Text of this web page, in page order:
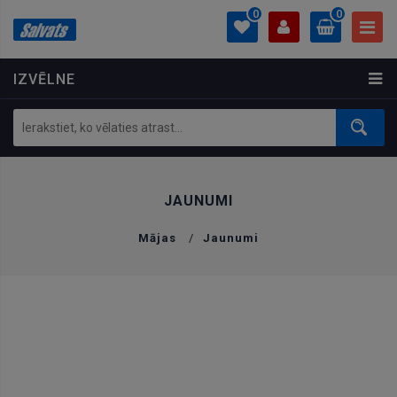
IZVĒLNE
0
PROFILS
Ielogoties
Izveidot kontu
0
0.00 €
JAUNUMI
Mājas / Jaunumi